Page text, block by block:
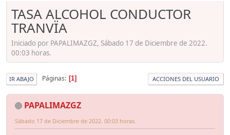
TASA ALCOHOL CONDUCTOR
TRANVÏA
Iniciado por PAPALIMAZGZ, Sábado 17 de Diciembre de 2022.
00:03 horas.
IR ABAJO Páginas 1 ACCIONES DEL USUARIO
PAPALIMAZGZ
Sábado 17 de Diciembre de 2022. 00:03 horas.